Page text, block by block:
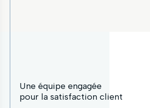
Une équipe engagée
pour la satisfaction client